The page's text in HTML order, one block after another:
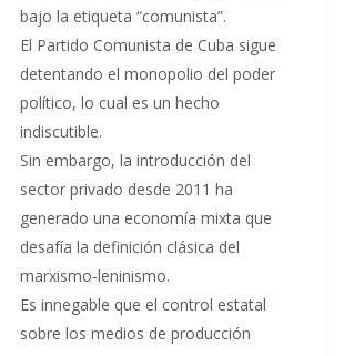
bajo la etiqueta “comunista”.
El Partido Comunista de Cuba sigue
detentando el monopolio del poder
político, lo cual es un hecho
indiscutible.
Sin embargo, la introducción del
sector privado desde 2011 ha
generado una economía mixta que
desafía la definición clásica del
marxismo‑leninismo.
Es innegable que el control estatal
sobre los medios de producción